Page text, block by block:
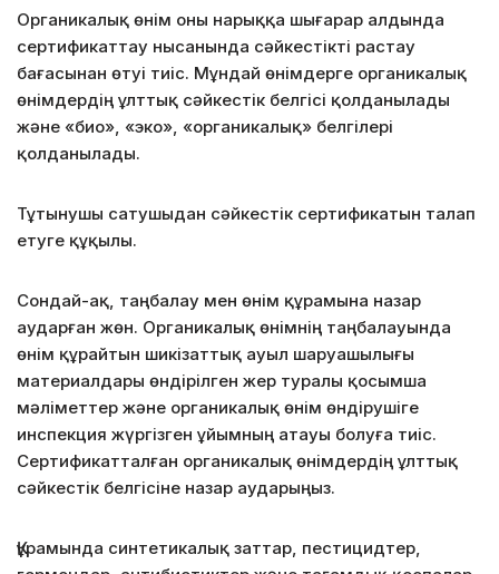
Органикалық өнім оны нарыққа шығарар алдында
сертификаттау нысанында сәйкестікті растау
бағасынан өтуі тиіс. Мұндай өнімдерге органикалық
өнімдердің ұлттық сәйкестік белгісі қолданылады
және «био», «эко», «органикалық» белгілері
қолданылады.
Тұтынушы сатушыдан сәйкестік сертификатын талап
етуге құқылы.
Сондай-ақ, таңбалау мен өнім құрамына назар
аударған жөн. Органикалық өнімнің таңбалауында
өнім құрайтын шикізаттық ауыл шаруашылығы
материалдары өндірілген жер туралы қосымша
мәліметтер және органикалық өнім өндірушіге
инспекция жүргізген ұйымның атауы болуға тиіс.
Сертификатталған органикалық өнімдердің ұлттық
сәйкестік белгісіне назар аударыңыз.
Құрамында синтетикалық заттар, пестицидтер,